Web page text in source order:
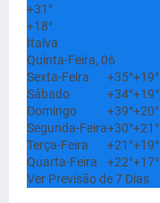
+31°
+18°
Italva
Quinta-Feira, 06
Sexta-Feira
+35°+19°
Sábado
+34°+19°
Domingo
+39°+20°
Segunda-Feira+30°+21°
Terça-Feira
+21°+19°
Quarta-Feira
+22°+17°
Ver Previsão de 7 Dias